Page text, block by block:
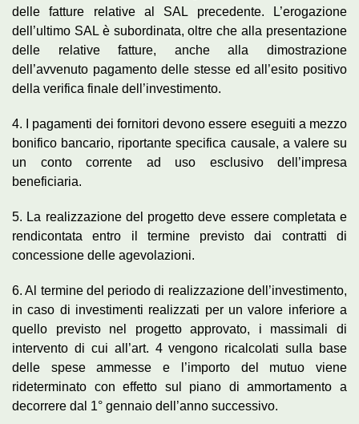
delle fatture relative al SAL precedente. L’erogazione
dell’ultimo SAL è subordinata, oltre che alla presentazione
delle relative fatture, anche alla dimostrazione
dell’avvenuto pagamento delle stesse ed all’esito positivo
della verifica finale dell’investimento.
4. I pagamenti dei fornitori devono essere eseguiti a mezzo
bonifico bancario, riportante specifica causale, a valere su
un conto corrente ad uso esclusivo dell’impresa
beneficiaria.
5. La realizzazione del progetto deve essere completata e
rendicontata entro il termine previsto dai contratti di
concessione delle agevolazioni.
6. Al termine del periodo di realizzazione dell’investimento,
in caso di investimenti realizzati per un valore inferiore a
quello previsto nel progetto approvato, i massimali di
intervento di cui all’art. 4 vengono ricalcolati sulla base
delle spese ammesse e l’importo del mutuo viene
rideterminato con effetto sul piano di ammortamento a
decorrere dal 1° gennaio dell’anno successivo.